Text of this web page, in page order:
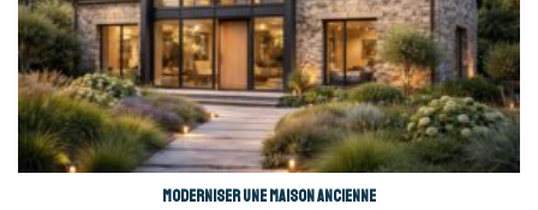
Moderniser une maison ancienne